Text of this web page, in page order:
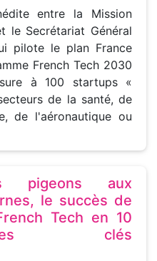
entre la Mission
le Secrétariat Général
pilote le plan France
French Tech 2030
à 100 startups «
de la santé, de
de l'aéronautique ou
pigeons aux
le succès de
Tech en 10
clés